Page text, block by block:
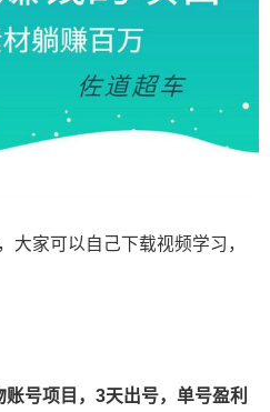
大家可以自己下载视频学习，
号项目，3天出号，单号盈利